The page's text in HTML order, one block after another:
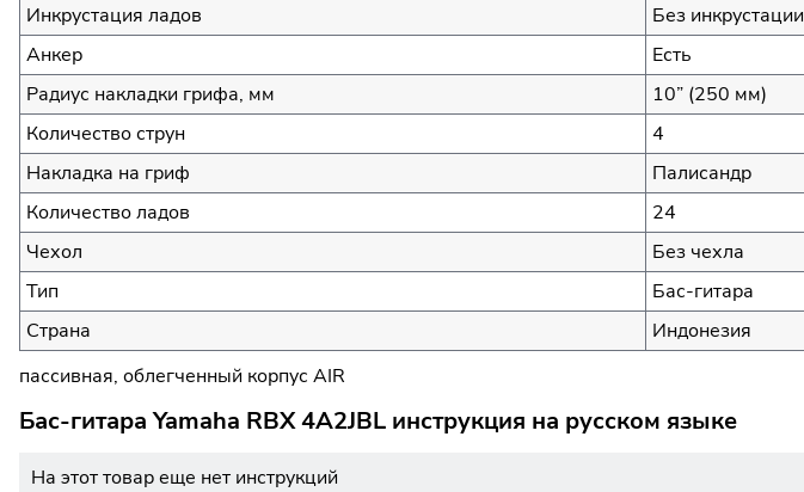
Инкрустация ладов
Без инкрустации
Анкер
Есть
Радиус накладки грифа, мм
10” (250 мм)
Количество струн
4
Накладка на гриф
Палисандр
Количество ладов
24
Чехол
Без чехла
Тип
Бас-гитара
Страна
Индонезия
пассивная, облегченный корпус AIR
Бас-гитара Yamaha RBX 4A2JBL инструкция на русском языке
На этот товар еще нет инструкций